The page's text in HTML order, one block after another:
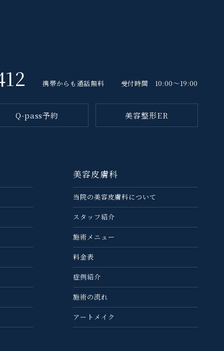
携帯からも通話無料 受付時間 10:00～19:00
Q-pass予約 美容整形ER
美容皮膚科
当院の美容⽪膚科について
スタッフ紹介
施術メニュー
料金表
症例紹介
施術の流れ
アートメイク